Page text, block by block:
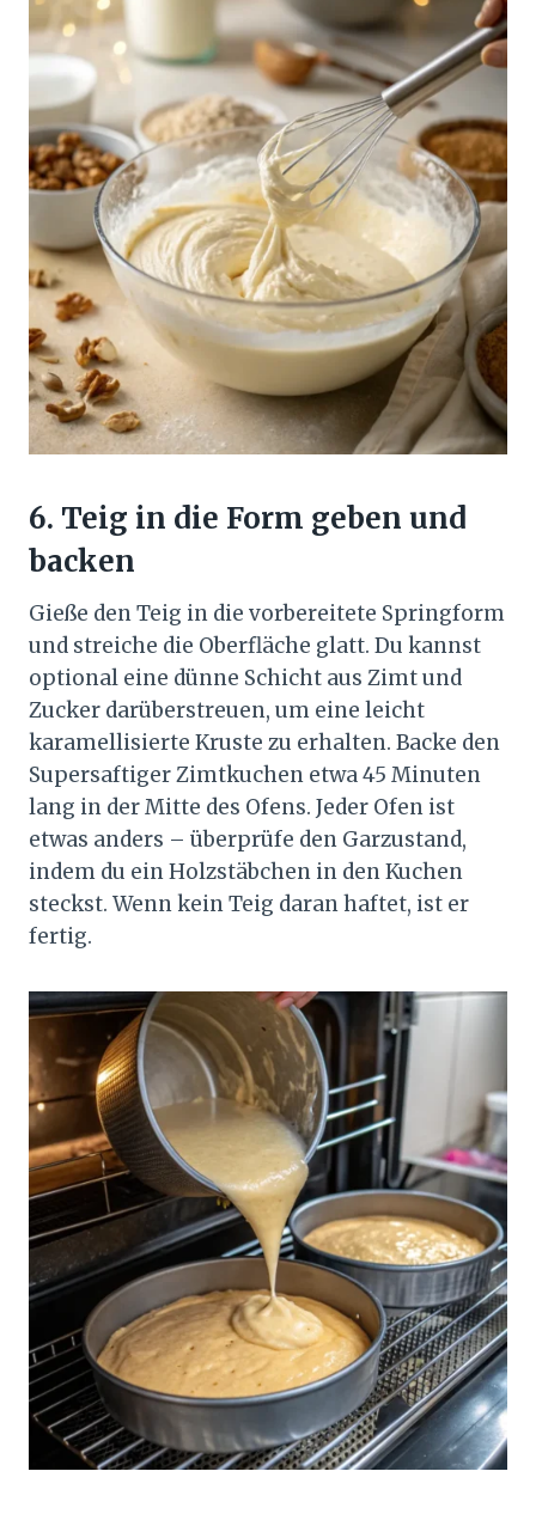
6. Teig in die Form geben und
backen
Gieße den Teig in die vorbereitete Springform
und streiche die Oberfläche glatt. Du kannst
optional eine dünne Schicht aus Zimt und
Zucker darüberstreuen, um eine leicht
karamellisierte Kruste zu erhalten. Backe den
Supersaftiger Zimtkuchen etwa 45 Minuten
lang in der Mitte des Ofens. Jeder Ofen ist
etwas anders – überprüfe den Garzustand,
indem du ein Holzstäbchen in den Kuchen
steckst. Wenn kein Teig daran haftet, ist er
fertig.